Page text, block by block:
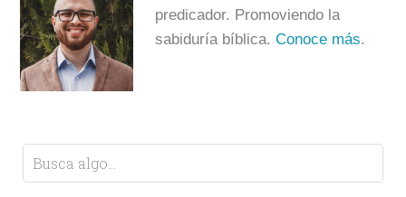
predicador. Promoviendo la
sabiduría bíblica.Conoce más.